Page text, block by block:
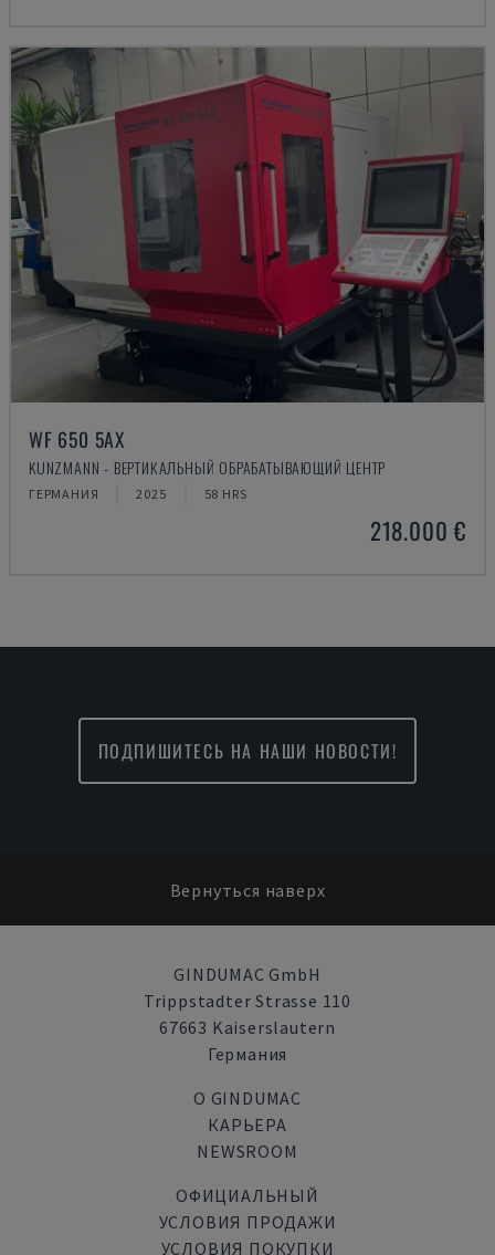
WF 650 5AX
KUNZMANN - ВЕРТИКАЛЬНЫЙ ОБРАБАТЫВАЮЩИЙ ЦЕНТР
ГЕРМАНИЯ 2025 58 HRS
218.000 €
ПОДПИШИТЕСЬ НА НАШИ НОВОСТИ!
Вернуться наверх
GINDUMAC GmbH
Trippstadter Strasse 110
67663 Kaiserslautern
Германия
О GINDUMAC
КАРЬЕРА
NEWSROOM
ОФИЦИАЛЬНЫЙ
УСЛОВИЯ ПРОДАЖИ
УСЛОВИЯ ПОКУПКИ